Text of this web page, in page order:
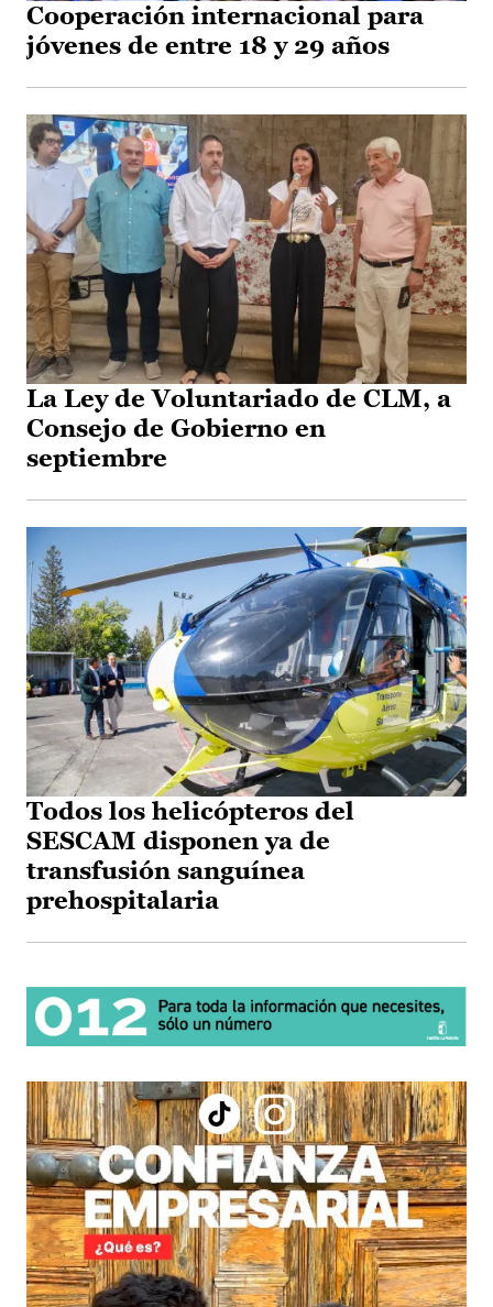
Cooperación internacional para
jóvenes de entre 18 y 29 años
La Ley de Voluntariado de CLM, a
Consejo de Gobierno en
septiembre
Todos los helicópteros del
SESCAM disponen ya de
transfusión sanguínea
prehospitalaria